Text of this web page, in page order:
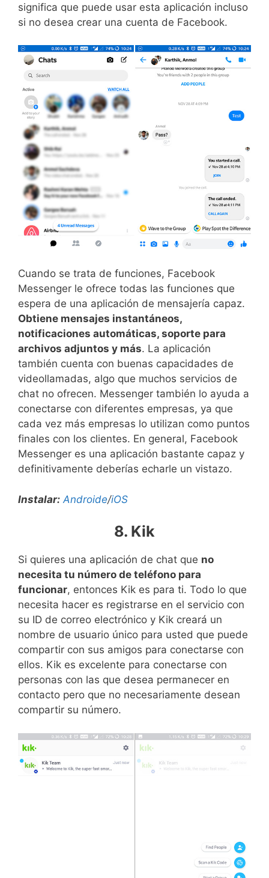
significa que puede usar esta aplicación incluso
si no desea crear una cuenta de Facebook.
Cuando se trata de funciones, Facebook
Messenger le ofrece todas las funciones que
espera de una aplicación de mensajería capaz.
Obtiene mensajes instantáneos,
notificaciones automáticas, soporte para
archivos adjuntos y más. La aplicación
también cuenta con buenas capacidades de
videollamadas, algo que muchos servicios de
chat no ofrecen. Messenger también lo ayuda a
conectarse con diferentes empresas, ya que
cada vez más empresas lo utilizan como puntos
finales con los clientes. En general, Facebook
Messenger es una aplicación bastante capaz y
definitivamente deberías echarle un vistazo.
Instalar: Androide/iOS
8. Kik
Si quieres una aplicación de chat que no
necesita tu número de teléfono para
funcionar, entonces Kik es para ti. Todo lo que
necesita hacer es registrarse en el servicio con
su ID de correo electrónico y Kik creará un
nombre de usuario único para usted que puede
compartir con sus amigos para conectarse con
ellos. Kik es excelente para conectarse con
personas con las que desea permanecer en
contacto pero que no necesariamente desean
compartir su número.